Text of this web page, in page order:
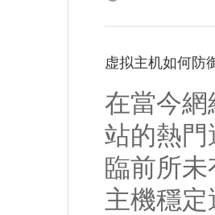
虚拟主机如何防
在當今
站的熱門
臨前所
主機穩